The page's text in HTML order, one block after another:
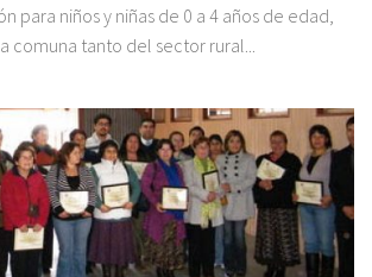
para niños y niñas de 0 a 4 años de edad,
comuna tanto del sector rural...